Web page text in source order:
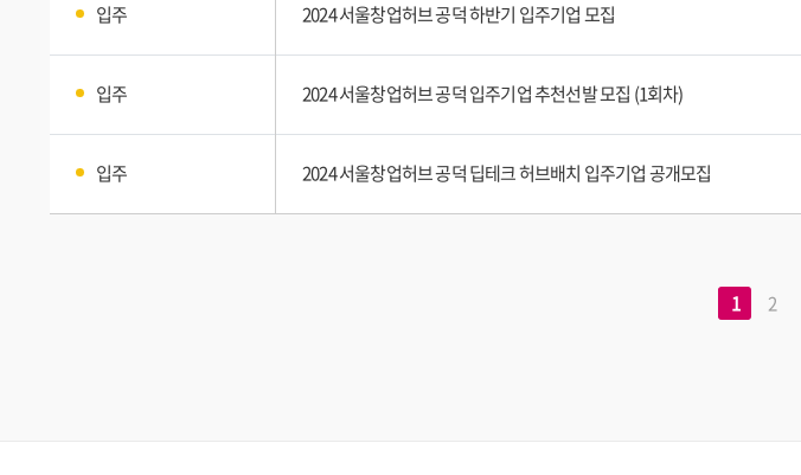
입주 2024 서울창업허브 공덕 하반기 입주기업 모집
입주 2024 서울창업허브 공덕 입주기업 추천선발 모집 (1회차)
입주 2024 서울창업허브 공덕 딥테크 허브배치 입주기업 공개모집
1 2